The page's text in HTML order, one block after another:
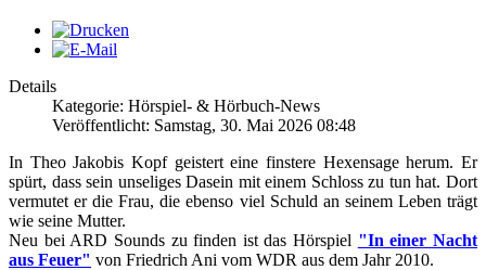
Details
Kategorie: Hörspiel- & Hörbuch-News
Veröffentlicht: Samstag, 30. Mai 2026 08:48
In Theo Jakobis Kopf geistert eine finstere Hexensage herum. Er
spürt, dass sein unseliges Dasein mit einem Schloss zu tun hat. Dort
vermutet er die Frau, die ebenso viel Schuld an seinem Leben trägt
wie seine Mutter.
Neu bei ARD Sounds zu finden ist das Hörspiel "In einer Nacht
aus Feuer" von Friedrich Ani vom WDR aus dem Jahr 2010.